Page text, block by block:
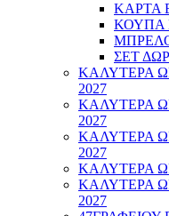
ΚΑΡΤΑ
ΚΟΥΠΑ
ΣΕΤ
ΚΑΛΥΤΕΡΑ
2027
ΚΑΛΥΤΕΡΑ
2027
ΚΑΛΥΤΕΡΑ
2027
ΚΑΛΥΤΕΡΑ
ΚΑΛΥΤΕΡΑ
2027